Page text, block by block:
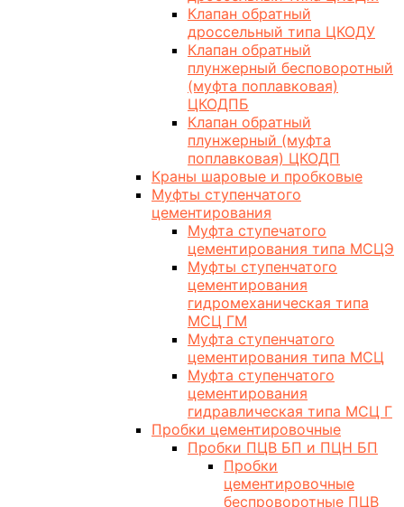
Клапан обратный
дроссельный типа ЦКОДУ
Клапан обратный
плунжерный бесповоротный
(муфта поплавковая)
ЦКОДПБ
Клапан обратный
плунжерный (муфта
поплавковая) ЦКОДП
Краны шаровые и пробковые
Муфты ступенчатого
цементирования
Муфта ступечатого
цементирования типа МСЦЭ
Муфты ступенчатого
цементирования
гидромеханическая типа
МСЦ ГМ
Муфта ступенчатого
цементирования типа МСЦ
Муфта ступенчатого
цементирования
гидравлическая типа МСЦ Г
Пробки цементировочные
Пробки ПЦВ БП и ПЦН БП
Пробки
цементировочные
беспроворотные ПЦВ